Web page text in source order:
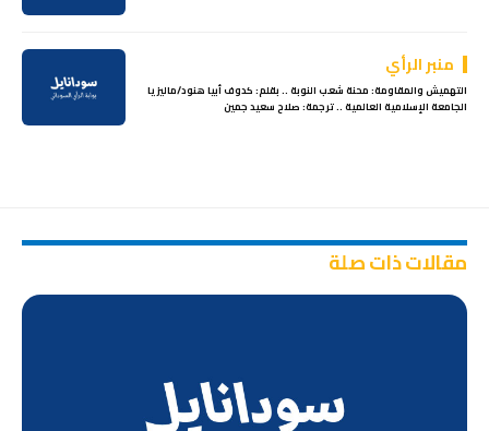
منبر الرأي
التهميش والمقاومة: محنة شعب النوبة .. بقلم: كدوف أبيا هنود/ماليزيا
الجامعة الإسلامية العالمية .. ترجمة: صلاح سعيد جمين
مقالات ذات صلة